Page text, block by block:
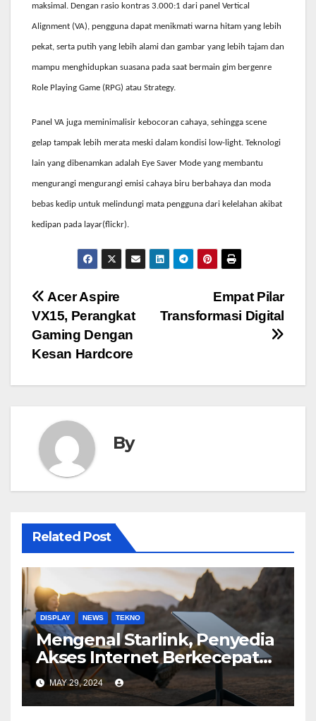
maksimal. Dengan rasio kontras 3.000:1 dari panel Vertical
Alignment (VA), pengguna dapat menikmati warna hitam yang lebih
pekat, serta putih yang lebih alami dan gambar yang lebih tajam dan
mampu menghidupkan suasana pada saat bermain gim bergenre
Role Playing Game (RPG) atau Strategy.
Panel VA juga meminimalisir kebocoran cahaya, sehingga scene
gelap tampak lebih merata meski dalam kondisi low-light. Teknologi
lain yang dibenamkan adalah Eye Saver Mode yang membantu
mengurangi mengurangi emisi cahaya biru berbahaya dan moda
bebas kedip untuk melindungi mata pengguna dari kelelahan akibat
kedipan pada layar(flickr).
Post
navigation
Empat Pilar
Transformasi Digital
Acer Aspire
VX15, Perangkat
Gaming Dengan
Kesan Hardcore
By
Related Post
DISPLAY NEWS TEKNO
Mengenal Starlink, Penyedia
Akses Internet Berkecepatan
Tinggi
MAY 29, 2024